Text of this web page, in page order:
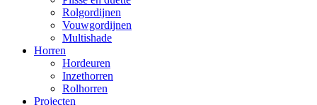
Rolgordijnen
Vouwgordijnen
Multishade
Horren
Hordeuren
Inzethorren
Rolhorren
Projecten